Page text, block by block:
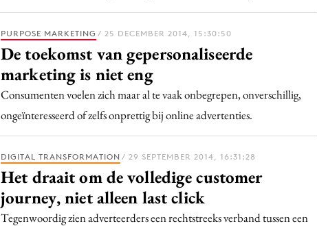
PURPOSE MARKETING / 25 DECEMBER 2014, 15:30:50
De toekomst van gepersonaliseerde
marketing is niet eng
Consumenten voelen zich maar al te vaak onbegrepen, onverschillig,
ongeïnteresseerd of zelfs onprettig bij online advertenties.
DIGITAL TRANSFORMATION / 29 SEPTEMBER 2014, 16:31:28
Het draait om de volledige customer
journey, niet alleen last click
Tegenwoordig zien adverteerders een rechtstreeks verband tussen een